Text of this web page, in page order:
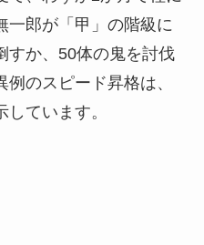
一郎が「甲」の階級に
すか、50体の鬼を討伐
のスピード昇格は、
ています。